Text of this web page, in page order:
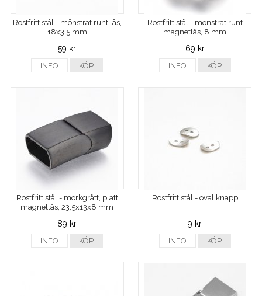
Rostfritt stål - mönstrat runt lås,
18x3,5 mm
59 kr
INFO KÖP
Rostfritt stål - mönstrat runt
magnetlås, 8 mm
69 kr
INFO KÖP
Rostfritt stål - mörkgrått, platt
magnetlås, 23,5x13x8 mm
89 kr
INFO KÖP
Rostfritt stål - oval knapp
9 kr
INFO KÖP